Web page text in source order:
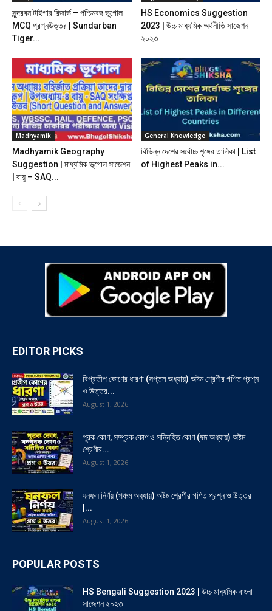
সুন্দরবন টাইগার রিজার্ভ – পশ্চিমবঙ্গ ভূগোল
MCQ প্রশ্নউত্তর | Sundarban
Tiger...
HS Economics Suggestion
2023 | উচ্চ মাধ্যমিক অর্থনীতি সাজেশন
২০২৩
Madhyamik
Madhyamik Geography
Suggestion | মাধ্যমিক ভূগোল সাজেশন
| বায়ু – SAQ...
General Knowledge
বিভিন্ন দেশের সর্বোচ্চ শৃঙ্গের তালিকা | List
of Highest Peaks in...
EDITOR PICKS
বিপ্রতীপ কোণের ধারণা (সপ্তম অধ্যায়) অষ্টম শ্রেণীর গণিত প্রশ্ন
ও উত্তর...
August 1, 2026
পূরক কোণ, সম্পূরক কোণ ও সন্নিহিত কোণ (ষষ্ঠ অধ্যায়) অষ্টম
শ্রেণীর...
August 1, 2026
ঘনফল নির্ণয় (পঞ্চম অধ্যায়) অষ্টম শ্রেণীর গণিত প্রশ্ন ও উত্তর
|...
August 1, 2026
POPULAR POSTS
HS Bengali Suggestion 2023 | উচ্চ মাধ্যমিক বাংলা
সাজেশন ২০২৩